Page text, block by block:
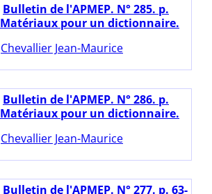
Bulletin de l'APMEP. N° 285. p.
Matériaux pour un dictionnaire.
Chevallier Jean-Maurice
Bulletin de l'APMEP. N° 286. p.
Matériaux pour un dictionnaire.
Chevallier Jean-Maurice
Bulletin de l'APMEP. N° 277. p. 63-